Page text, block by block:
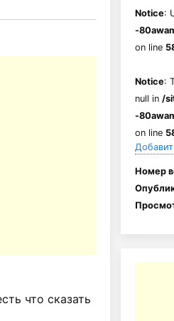
что сказать
Notice:
-
on line
Notice:
null in /
-
on line
Номер